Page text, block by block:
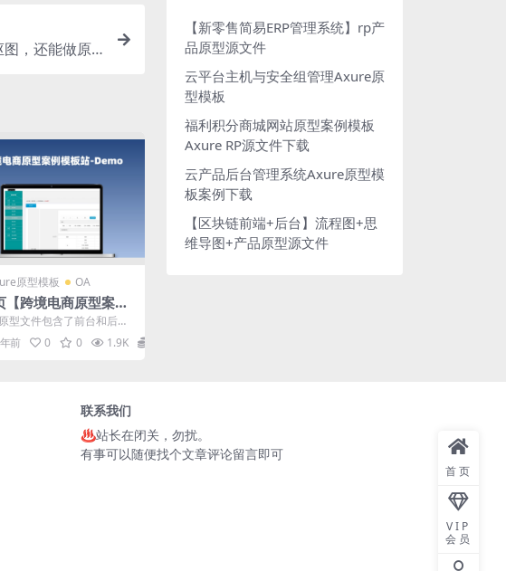
，还能做原
原型模板 OA
【跨境电商原型案例
站】Axure原型模板r
件下载
型文件包含了前台和后台
内容，共计65个目录，主
了逻辑功能流程图...
前 0 0 1.9K
【新零售简易ERP管理系统】rp产
品原型源文件
云平台主机与安全组管理Axure原
型模板
福利积分商城网站原型案例模板
Axure RP源文件下载
云产品后台管理系统Axure原型模
板案例下载
【区块链前端+后台】流程图+思
维导图+产品原型源文件
联系我们
♨️站长在闭关，勿扰。
有事可以随便找个文章评论留言即可
首页
VIP
会员